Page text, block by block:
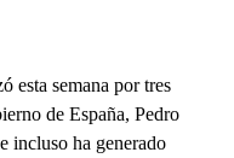
semana por tres
de España, Pedro
incluso ha generado